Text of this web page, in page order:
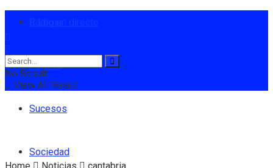
Política
Sucesos
Sociedad
No Result
View All Result
Home Noticias cantabria